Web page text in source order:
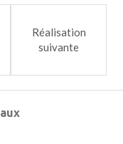
Réalisation
suivante